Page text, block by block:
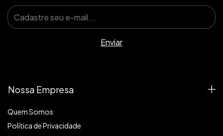
Nossa Empresa
Quem Somos
Política de Privacidade